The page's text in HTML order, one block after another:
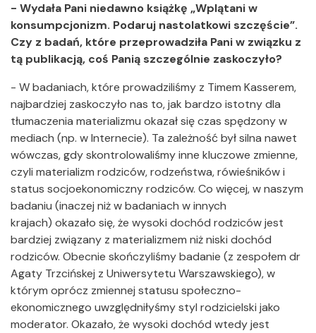
- Wydała Pani niedawno książkę „Wplątani w
konsumpcjonizm. Podaruj nastolatkowi szczęście”.
Czy z badań, które przeprowadziła Pani w związku z
tą publikacją, coś Panią szczególnie zaskoczyło?
- W badaniach, które prowadziliśmy z Timem Kasserem,
najbardziej zaskoczyło nas to, jak bardzo istotny dla
tłumaczenia materializmu okazał się czas spędzony w
mediach (np. w Internecie). Ta zależność był silna nawet
wówczas, gdy skontrolowaliśmy inne kluczowe zmienne,
czyli materializm rodziców, rodzeństwa, rówieśników i
status socjoekonomiczny rodziców. Co więcej, w naszym
badaniu (inaczej niż w badaniach w innych
krajach) okazało się, że wysoki dochód rodziców jest
bardziej związany z materializmem niż niski dochód
rodziców. Obecnie skończyliśmy badanie (z zespołem dr
Agaty Trzcińskej z Uniwersytetu Warszawskiego), w
którym oprócz zmiennej statusu społeczno-
ekonomicznego uwzględniłyśmy styl rodzicielski jako
moderator. Okazało, że wysoki dochód wtedy jest